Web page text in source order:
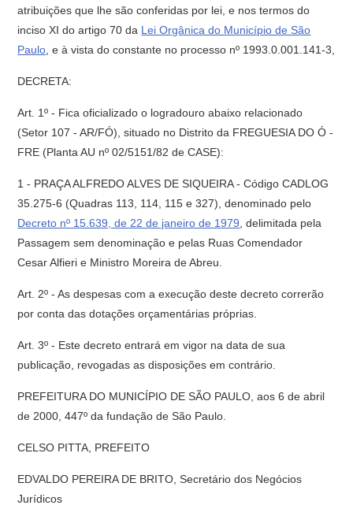
atribuições que lhe são conferidas por lei, e nos termos do
inciso XI do artigo 70 da Lei Orgânica do Município de São
Paulo , e à vista do constante no processo nº 1993.0.001.141-3,
DECRETA:
Art. 1º - Fica oficializado o logradouro abaixo relacionado
(Setor 107 - AR/FÓ), situado no Distrito da FREGUESIA DO Ó -
FRE (Planta AU nº 02/5151/82 de CASE):
1 - PRAÇA ALFREDO ALVES DE SIQUEIRA - Código CADLOG
35.275-6 (Quadras 113, 114, 115 e 327), denominado pelo
Decreto nº 15.639, de 22 de janeiro de 1979 , delimitada pela
Passagem sem denominação e pelas Ruas Comendador
Cesar Alfieri e Ministro Moreira de Abreu.
Art. 2º - As despesas com a execução deste decreto correrão
por conta das dotações orçamentárias próprias.
Art. 3º - Este decreto entrará em vigor na data de sua
publicação, revogadas as disposições em contrário.
PREFEITURA DO MUNICÍPIO DE SÃO PAULO, aos 6 de abril
de 2000, 447º da fundação de São Paulo.
CELSO PITTA, PREFEITO
EDVALDO PEREIRA DE BRITO, Secretário dos Negócios
Jurídicos